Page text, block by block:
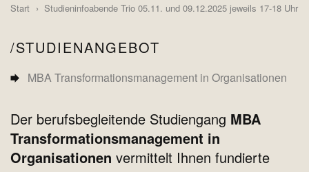
Start Studieninfoabende Trio 05.11. und 09.12.2025 jeweils 17-18 Uhr
STUDIENANGEBOT
MBA Transformationsmanagement in Organisationen
Der berufsbegleitende Studiengang MBA
Transformationsmanagement in
Organisationen vermittelt Ihnen fundierte